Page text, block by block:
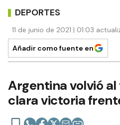
DEPORTES
11 de junio de 2021 | 01:03
Añadir como fuente en
Argentina volvió
clara victoria